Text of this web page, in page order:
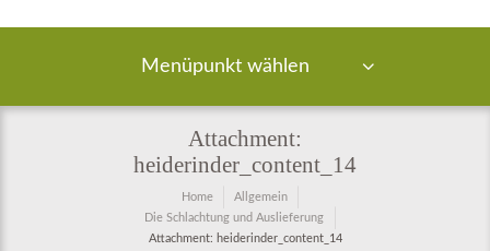
Menüpunkt wählen
Attachment:
heiderinder_content_14
Home
Allgemein
Die Schlachtung und Auslieferung
Attachment: heiderinder_content_14